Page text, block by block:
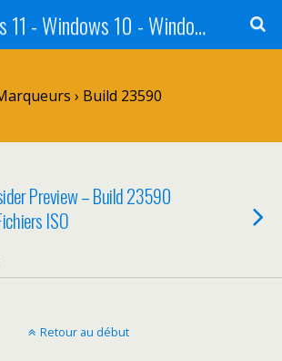
Windows 11 - Windows 10 - Windows 8 - Windows 7 - VISTA
› Build 23590
Preview – Build 23590
ISO
Retour au début